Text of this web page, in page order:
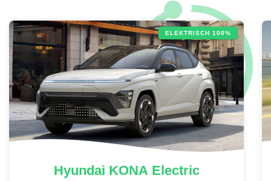
ELEKTRISCH 100%
Hyundai KONA Electric